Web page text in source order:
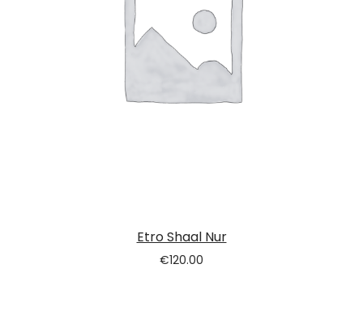
Etro Shaal Nur
€120.00